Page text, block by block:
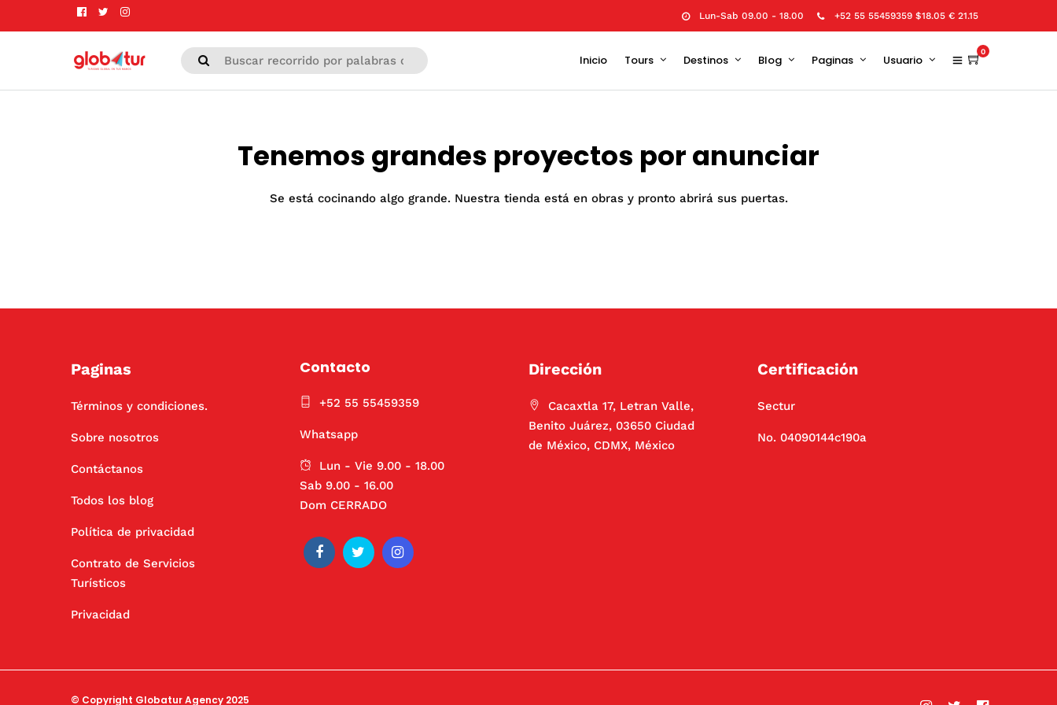
Lun-Sab 09.00 - 18.00 +52 55 55459359 $18.05 € 21.15
Inicio Tours Destinos Blog Paginas Usuario
0
Tenemos grandes proyectos por anunciar
Se está cocinando algo grande. Nuestra tienda está en obras y pronto abrirá sus puertas.
Paginas
Términos y condiciones.
Sobre nosotros
Contáctanos
Todos los blog
Política de privacidad
Contrato de Servicios
Turísticos
Privacidad
Contacto
+52 55 55459359
Whatsapp
Lun - Vie 9.00 - 18.00
Sab 9.00 - 16.00
Dom CERRADO
Dirección
Cacaxtla 17, Letran Valle,
Benito Juárez, 03650 Ciudad
de México, CDMX, México
Certificación
Sectur
No. 04090144c190a
© Copyright Globatur Agency 2025